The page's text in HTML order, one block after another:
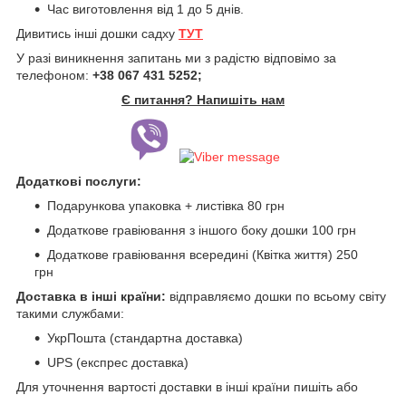
Час виготовлення від 1 до 5 днів.
Дивитись інші дошки садху ТУТ
У разі виникнення запитань ми з радістю відповімо за
телефоном: +38 067 431 5252;
Є питання? Напишіть нам
Додаткові послуги:
Подарункова упаковка + листівка 80 грн
Додаткове гравіювання з іншого боку дошки 100 грн
Додаткове гравіювання всередині (Квітка життя) 250
грн
Доставка в інші країни: відправляємо дошки по всьому світу
такими службами:
УкрПошта (стандартна доставка)
UPS (експрес доставка)
Для уточнення вартості доставки в інші країни пишіть або